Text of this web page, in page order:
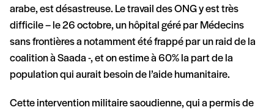
arabe, est désastreuse. Le travail des ONG y est très
difficile – le 26 octobre, un hôpital géré par Médecins
sans frontières a notamment été frappé par un raid de la
coalition à Saada -, et on estime à 60% la part de la
population qui aurait besoin de l’aide humanitaire.
Cette intervention militaire saoudienne, qui a permis de